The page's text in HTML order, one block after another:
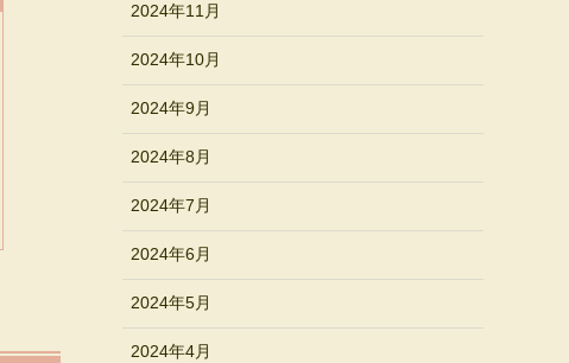
2024年11月
2024年10月
2024年9月
2024年8月
2024年7月
2024年6月
2024年5月
2024年4月